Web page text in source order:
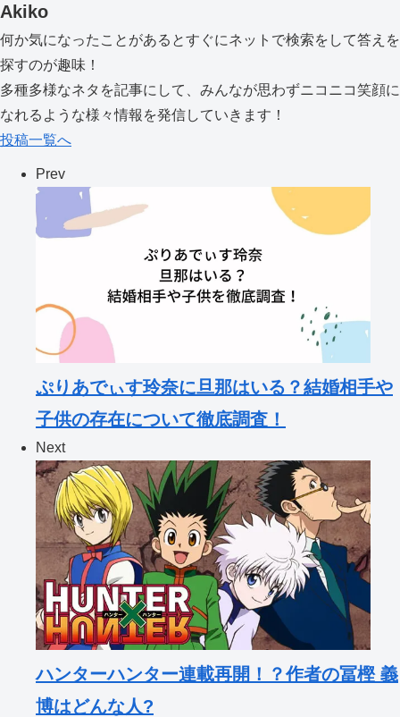
Akiko
何か気になったことがあるとすぐにネットで検索をして答えを
探すのが趣味！
多種多様なネタを記事にして、みんなが思わずニコニコ笑顔に
なれるような様々情報を発信していきます！
投稿一覧へ
Prev
ぷりあでぃす玲奈に旦那はいる？結婚相手や
子供の存在について徹底調査！
Next
ハンターハンター連載再開！？作者の冨樫 義
博はどんな人?